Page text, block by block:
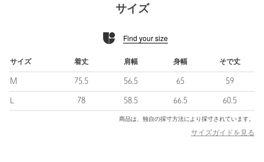
用性を兼ね備えたアイコニックなディテールとなっています。
が楽しめるほか、日常使いから旅先まで幅広いシーンで活躍しま
＜PORTER CLASSIC（ポータークラシック）＞
なく永く愛され続けるモノ作りを目指し、吉田克幸・吉田玲雄が
2007年に設立。「世界基準のスタンダード」を掲げる。
サイズ
Find your size
サイズ 着丈 肩幅 身幅 そで丈
M 75.5 56.5 65 59
78 58.5 66.5 60.5
商品は、独自の採寸方法により採寸されています。
サイズガイドを見る